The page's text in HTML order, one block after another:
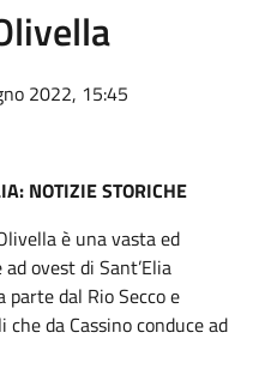
2022, 15:45
: NOTIZIE STORICHE
è una vasta ed
ovest di Sant’Elia
parte dal Rio Secco e
da Cassino conduce ad